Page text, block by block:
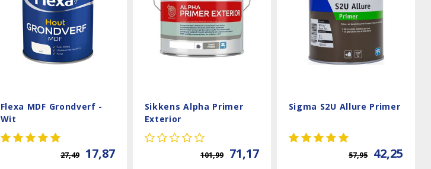
Flexa MDF Grondverf -
Wit
27,49 17,87
Sikkens Alpha Primer
Exterior
101,99 71,17
Sigma S2U Allure Primer
57,95 42,25